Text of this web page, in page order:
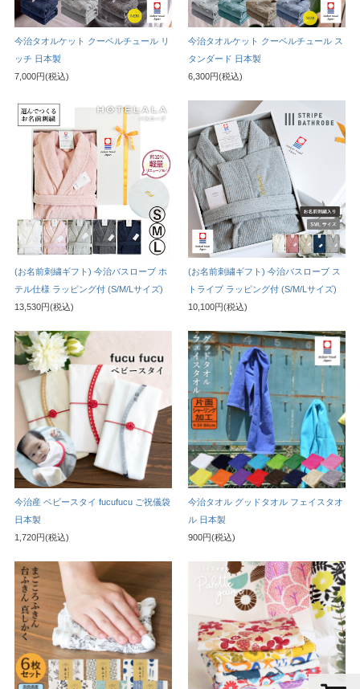
今治タオルケット クーベルチュール リ
ッチ 日本製
7,000円(税込)
今治タオルケット クーベルチュール ス
タンダード 日本製
6,300円(税込)
(お名前刺繍ギフト) 今治バスローブ ホ
テル仕様 ラッピング付 (S/M/Lサイズ)
13,530円(税込)
(お名前刺繍ギフト) 今治バスローブ ス
トライプ ラッピング付 (S/M/Lサイズ)
10,100円(税込)
今治産 ベビースタイ fucufucu ご祝儀袋
日本製
1,720円(税込)
今治タオル グッドタオル フェイスタオ
ル 日本製
900円(税込)